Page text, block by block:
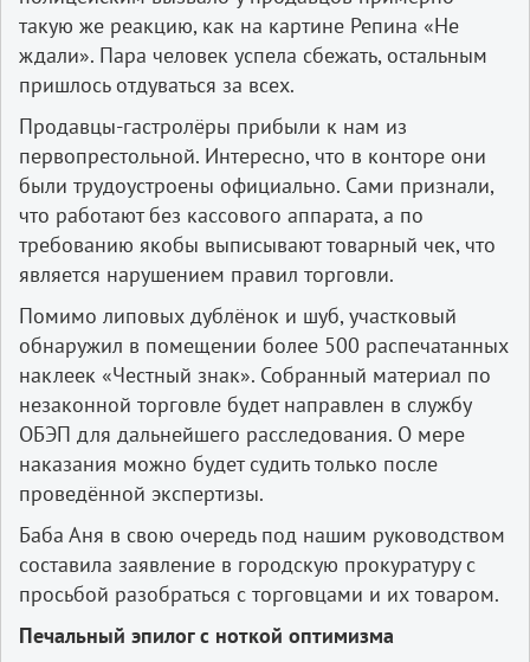
такую же реакцию, как на картине Репина «Не
ждали». Пара человек успела сбежать, остальным
пришлось отдуваться за всех.
Продавцы-гастролёры прибыли к нам из
первопрестольной. Интересно, что в конторе они
были трудоустроены официально. Сами признали,
что работают без кассового аппарата, а по
требованию якобы выписывают товарный чек, что
является нарушением правил торговли.
Помимо липовых дублёнок и шуб, участковый
обнаружил в помещении более 500 распечатанных
наклеек «Честный знак». Собранный материал по
незаконной торговле будет направлен в службу
ОБЭП для дальнейшего расследования. О мере
наказания можно будет судить только после
проведённой экспертизы.
Баба Аня в свою очередь под нашим руководством
составила заявление в городскую прокуратуру с
просьбой разобраться с торговцами и их товаром.
Печальный эпилог с ноткой оптимизма